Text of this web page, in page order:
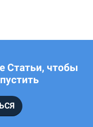
Статьи, чтобы